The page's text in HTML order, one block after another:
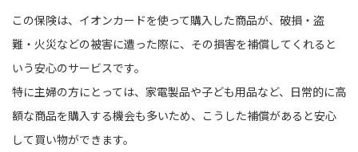
この保険は、イオンカードを使って購入した商品が、破損・盗
難・火災などの被害に遭った際に、その損害を補償してくれると
いう安心のサービスです。
特に主婦の方にとっては、家電製品や子ども用品など、日常的に高
額な商品を購入する機会も多いため、こうした補償があると安心
して買い物ができます。